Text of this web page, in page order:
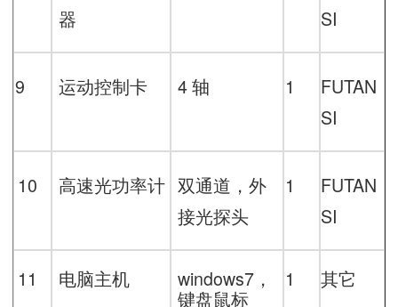
器
SI
9 运动控制卡 4轴 1
FUTAN
SI
10 高速光功率计 双通道，外
接光探头
1
FUTAN
SI
11 电脑主机 windows7 ，
键盘鼠标
1 其它